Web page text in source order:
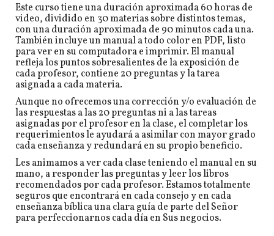
Este curso tiene una duración aproximada 60 horas de
video, dividido en 30 materias sobre distintos temas,
con una duración aproximada de 90 minutos cada una.
También incluye un manual a todo color en PDF, listo
para ver en su computadora e imprimir. El manual
refleja los puntos sobresalientes de la exposición de
cada profesor, contiene 20 preguntas y la tarea
asignada a cada materia.
Aunque no ofrecemos una corrección y/o evaluación de
las respuestas a las 20 preguntas ni a las tareas
asignadas por el profesor en la clase, el completar los
requerimientos le ayudará a asimilar con mayor grado
cada enseñanza y redundará en su propio beneficio.
Les animamos a ver cada clase teniendo el manual en su
mano, a responder las preguntas y leer los libros
recomendados por cada profesor. Estamos totalmente
seguros que encontrará en cada consejo y en cada
enseñanza bíblica una clara guía de parte del Señor
para perfeccionarnos cada día en Sus negocios.